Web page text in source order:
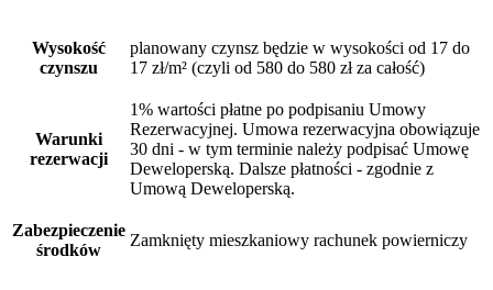
Wysokość
czynszu
planowany czynsz będzie w wysokości od 17 do
17 zł/m² (czyli od 580 do 580 zł za całość)
Warunki
rezerwacji
1% wartości płatne po podpisaniu Umowy
Rezerwacyjnej. Umowa rezerwacyjna obowiązuje
30 dni - w tym terminie należy podpisać Umowę
Deweloperską. Dalsze płatności - zgodnie z
Umową Deweloperską.
Zabezpieczenie
środków
Zamknięty mieszkaniowy rachunek powierniczy